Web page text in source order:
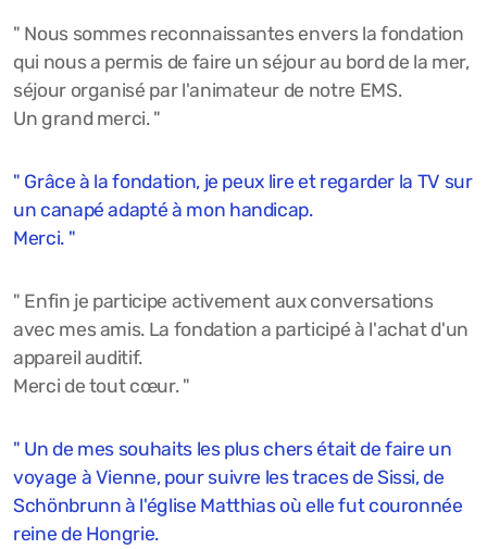
" Nous sommes reconnaissantes envers la fondation
qui nous a permis de faire un séjour au bord de la mer,
séjour organisé par l'animateur de notre EMS.
Un grand merci. "
" Grâce à la fondation, je peux lire et regarder la TV sur
un canapé adapté à mon handicap.
Merci. "
" Enfin je participe activement aux conversations
avec mes amis. La fondation a participé à l'achat d'un
appareil auditif.
Merci de tout cœur. "
" Un de mes souhaits les plus chers était de faire un
voyage à Vienne, pour suivre les traces de Sissi, de
Schönbrunn à l'église Matthias où elle fut couronnée
reine de Hongrie.